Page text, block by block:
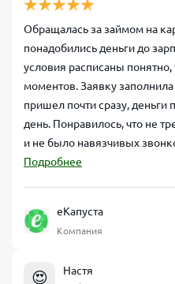
Обращалась за займом на
понадобились деньги до
условия расписаны
моментов. Заявку
пришел почти сразу, деньги
день. Понравилось, что не
и не было навязчивых
Подробнее
еКапуста
Компания
😍 Настя